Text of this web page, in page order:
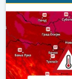
Vruće, ali i malo